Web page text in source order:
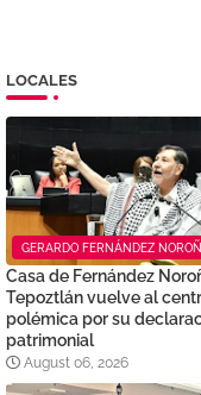
LOCALES
GERARDO FERNÁNDEZ
Casa de Fernández
Tepoztlán vuelve al
polémica por su
patrimonial
August 06, 2026